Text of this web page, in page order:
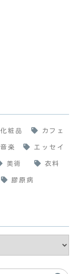
化粧品 カフェ
音楽 エッセイ
美術 衣料
膠原病